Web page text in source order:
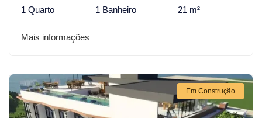
1 Quarto 1 Banheiro 21 m²
Mais informações
Em Construção